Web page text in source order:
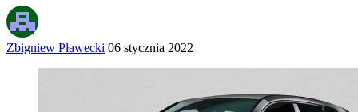
Zbigniew Pławecki 06 stycznia 2022